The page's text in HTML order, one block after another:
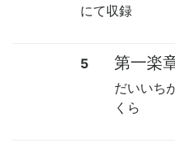
にて収録
5 第一楽
だいいち
くら